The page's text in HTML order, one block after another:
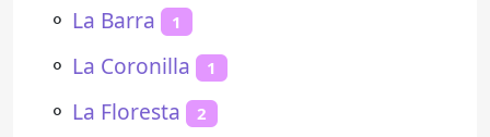
⚬ La Barra 1
⚬ La Coronilla 1
⚬ La Floresta 2